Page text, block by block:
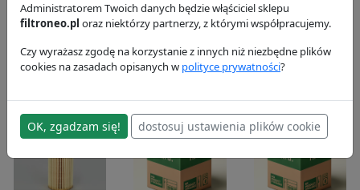
P782396
Donaldson
276.25 zł
hydrauliczny
X770734
Donaldson
160.54 zł
P782811
Donaldson
39.74 zł
Administratorem Twoich danych będzie włąściciel sklepu
filtroneo.pl oraz niektórzy partnerzy, z którymi współpracujemy.
Czy wyrażasz zgodę na korzystanie z innych niż niezbędne plików
cookies na zasadach opisanych w polityce prywatności?
OK, zgadzam się! dostosuj ustawienia plików cookie